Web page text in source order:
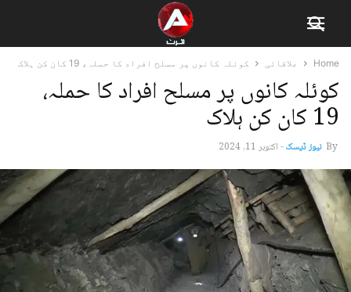
Home علاقائی کوئلہ کانوں پر مسلح افراد کا حملہ، 19 کان کن ہلاک
کوئلہ کانوں پر مسلح افراد کا حملہ،
19 کان کن ہلاک
By نیوز ڈیسک-اکتوبر 11, 2024